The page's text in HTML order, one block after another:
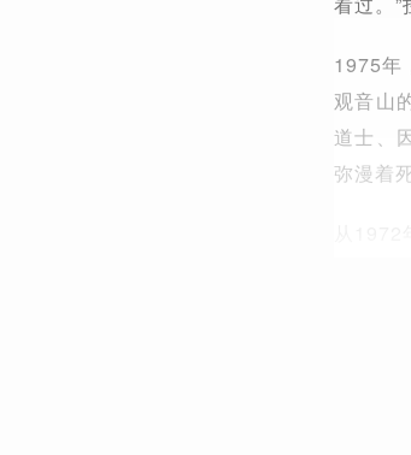
1975年
观音山
道士、
弥漫着